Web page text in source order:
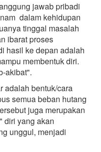
jawab pribadi
dalam kehidupan
tinggal masalah
ibarat proses
hasil ke depan adalah
membentuk diri.
akibat".
adalah bentuk/cara
semua beban hutang
juga merupakan
diri yang akan
unggul, menjadi